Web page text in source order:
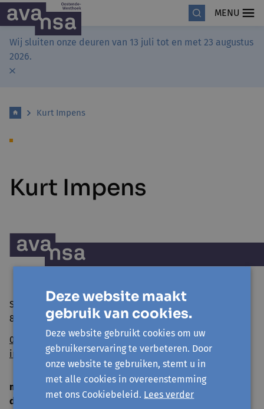
MENU
Wij sluiten onze deuren van 13 juli tot en met 23 augustus
2026.
Kurt Impens
Kurt Impens
Sint Niklaasstraat 8
8400 Oostende
059/50 39 52
info@avansa-ow.be
ma
di
9 u. - 12 u. | 14 u. - 16 u.
Deze website maakt
gebruik van cookies.
Deze website gebruikt cookies om uw
gebruikerservaring te verbeteren. Door
onze website te gebruiken, stemt u in
met alle cookies in overeenstemming
met ons Cookiebeleid. Lees verder